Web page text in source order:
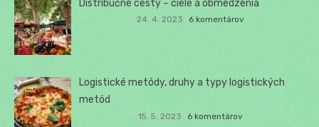
Distribučné cesty – ciele a obmedzenia
24. 4. 2023 6 komentárov
Logistické metódy, druhy a typy logistických
metód
15. 5. 2023 6 komentárov